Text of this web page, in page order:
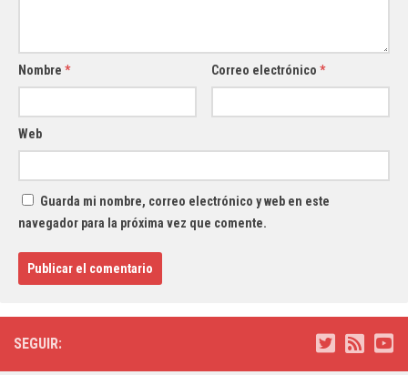
Nombre * Correo electrónico*
Web
Guarda mi nombre, correo electrónico y web en este
navegador para la próxima vez que comente.
SEGUIR: